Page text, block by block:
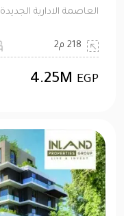
العاصمة الادارية الجديدة
218 م2
4.25M EGP